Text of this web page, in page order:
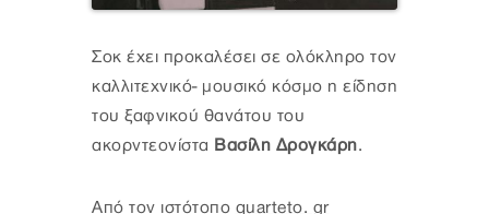
Σοκ έχει προκαλέσει σε ολόκληρο τον
καλλιτεχνικό- μουσικό κόσμο η είδηση
του ξαφνικού θανάτου του
ακορντεονίστα Βασίλη Δρογκάρη.
Από τον ιστότοπο quarteto. gr